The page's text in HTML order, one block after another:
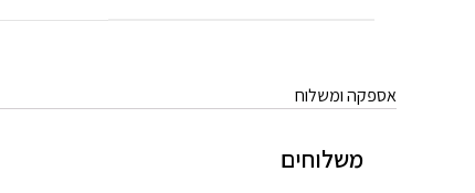
אספקה ומשלוח
משלוחים